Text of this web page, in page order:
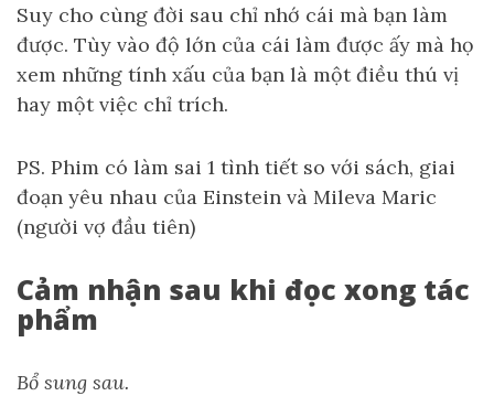
Suy cho cùng đời sau chỉ nhớ cái mà bạn làm
được. Tùy vào độ lớn của cái làm được ấy mà họ
xem những tính xấu của bạn là một điều thú vị
hay một việc chỉ trích.
PS. Phim có làm sai 1 tình tiết so với sách, giai
đoạn yêu nhau của Einstein và Mileva Maric
(người vợ đầu tiên)
Cảm nhận sau khi đọc xong tác
phẩm
Bổ sung sau.